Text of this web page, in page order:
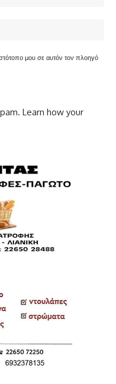
μου σε αυτόν τον πλοηγό
Learn how your